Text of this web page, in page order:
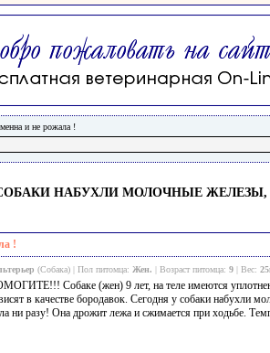
и не рожала !
НАБУХЛИ МОЛОЧНЫЕ
!
(Собака) | Пол питомца: Жен. | Возраст питомца: 9 | Вес:
Собаке (жен) 9 лет, на теле имеются
в качестве бородавок. Сегодня у собаки набухли
ни разу! Она дрожит лежа и сжимается при ходьбе.